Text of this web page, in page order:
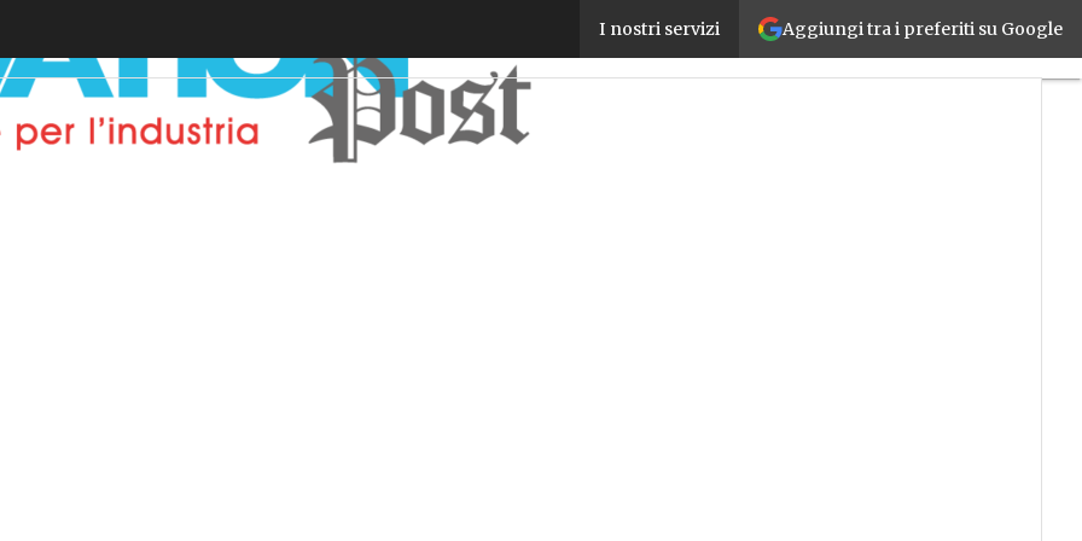
Aggiungi tra i preferiti su Google
I nostri servizi
Nuova gamma di switch managed IP67 da